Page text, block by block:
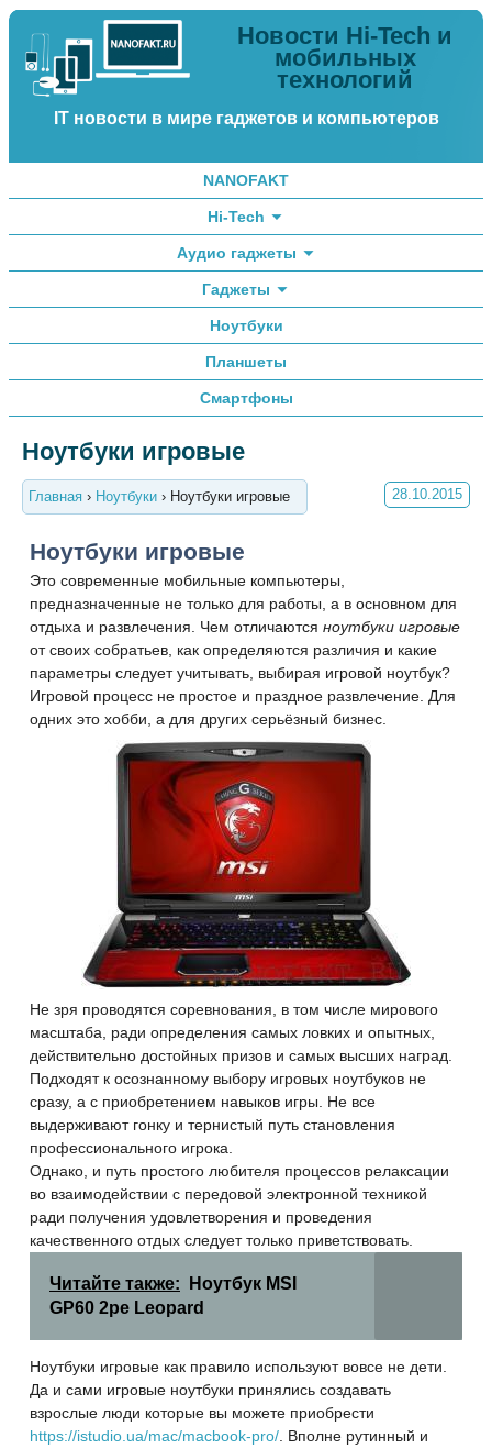
Новости Hi-Tech и
мобильных
технологий
IT новости в мире гаджетов и компьютеров
NANOFAKT
Hi-Tech
Аудио гаджеты
Гаджеты
Ноутбуки
Планшеты
Смартфоны
Ноутбуки игровые
Главная › Ноутбуки › Ноутбуки игровые 28.10.2015
Ноутбуки игровые
Это современные мобильные компьютеры,
предназначенные не только для работы, а в основном для
отдыха и развлечения. Чем отличаются ноутбуки игровые
от своих собратьев, как определяются различия и какие
параметры следует учитывать, выбирая игровой ноутбук?
Игровой процесс не простое и праздное развлечение. Для
одних это хобби, а для других серьёзный бизнес.
Не зря проводятся соревнования, в том числе мирового
масштаба, ради определения самых ловких и опытных,
действительно достойных призов и самых высших наград.
Подходят к осознанному выбору игровых ноутбуков не
сразу, а с приобретением навыков игры. Не все
выдерживают гонку и тернистый путь становления
профессионального игрока.
Однако, и путь простого любителя процессов релаксации
во взаимодействии с передовой электронной техникой
ради получения удовлетворения и проведения
качественного отдых следует только приветствовать.
Читайте также:
Ноутбук MSI
GP60 2pe Leopard
Ноутбуки игровые как правило используют вовсе не дети.
Да и сами игровые ноутбуки принялись создавать
взрослые люди которые вы можете приобрести
https://istudio.ua/mac/macbook-pro/ . Вполне рутинный и